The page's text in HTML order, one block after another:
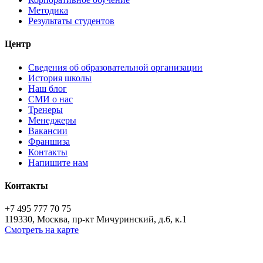
Методика
Результаты студентов
Центр
Сведения об образовательной организации
История школы
Наш блог
СМИ о нас
Тренеры
Менеджеры
Вакансии
Франшиза
Контакты
Напишите нам
Контакты
+7 495 777 70 75
119330, Москва, пр-кт Мичуринский, д.6, к.1
Смотреть на карте